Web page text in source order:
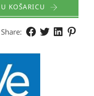
KOŠARICU
Share: